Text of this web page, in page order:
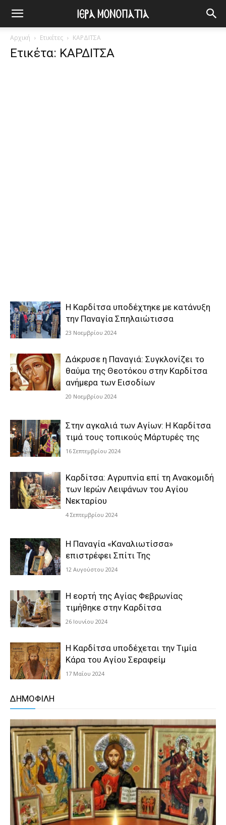
Αρχική Ετικέτες ΚΑΡΔΙΤΣΑ
Ετικέτα: ΚΑΡΔΙΤΣΑ
Η Καρδίτσα υποδέχτηκε με κατάνυξη
την Παναγία Σπηλαιώτισσα
23 Νοεμβρίου 2024
Δάκρυσε η Παναγιά: Συγκλονίζει το
θαύμα της Θεοτόκου στην Καρδίτσα
ανήμερα των Εισοδίων
20 Νοεμβρίου 2024
Στην αγκαλιά των Αγίων: Η Καρδίτσα
τιμά τους τοπικούς Μάρτυρές της
16 Σεπτεμβρίου 2024
Καρδίτσα: Αγρυπνία επί τη Ανακομιδή
των Ιερών Λειψάνων του Αγίου
Νεκταρίου
4 Σεπτεμβρίου 2024
Η Παναγία «Καναλιωτίσσα»
επιστρέφει Σπίτι Της
12 Αυγούστου 2024
Η εορτή της Αγίας Φεβρωνίας
τιμήθηκε στην Καρδίτσα
26 Ιουνίου 2024
Η Καρδίτσα υποδέχεται την Τιμία
Κάρα του Αγίου Σεραφείμ
17 Μαΐου 2024
ΔΗΜΟΦΙΛΗ